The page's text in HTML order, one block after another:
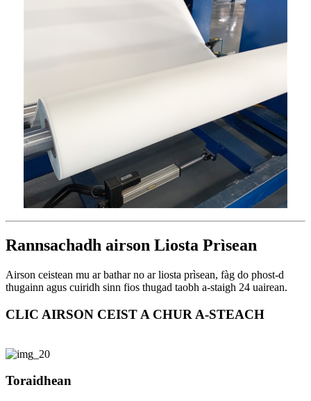
Rannsachadh airson Liosta Prìsean
Airson ceistean mu ar bathar no ar liosta prìsean, fàg do phost-d
thugainn agus cuiridh sinn fios thugad taobh a-staigh 24 uairean.
CLIC AIRSON CEIST A CHUR A-STEACH
Toraidhean